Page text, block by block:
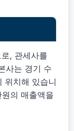
, 관세사를
사는 경기 수
위치해 있습니
의 매출액을